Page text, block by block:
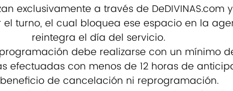
exclusivamente a través de DeDIVINAS.com
turno, el cual bloquea ese espacio en la
reintegra el día del servicio.
debe realizarse con un mínimo
efectuadas con menos de 12 horas de
de cancelación ni reprogramación.